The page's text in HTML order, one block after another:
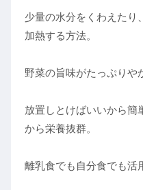
少量の水分をくわえたり
加熱する方法。
野菜の旨味がたっぷりや
放置しとけばいいから簡
から栄養抜群。
離乳食でも自分食でも活